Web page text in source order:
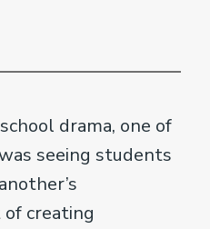
drama, one of
seeing students
creating